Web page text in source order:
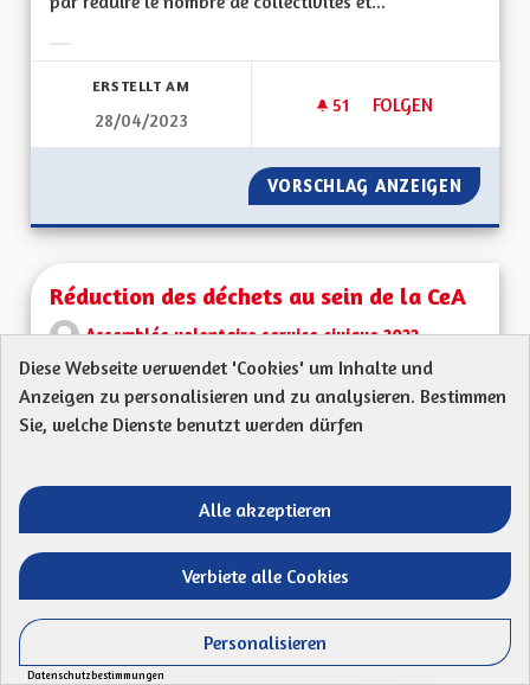
ERSTELLT AM
28/04/2023
51 51 FOLLOWER
FOLGEN
RÉDUCTION DES
VORSCHLAG ANZEIGEN
Réduction des déchets au sein de la CeA
Assemblée volontaire service civique 2022
A l’attention des élus de la CeA, à l’occasion de
l’Assemblée des VSC Valorisation des...
ERSTELLT AM
RÉDUCTION DES
VORSCHLAG ANZEIGEN
Diese Webseite verwendet 'Cookies' um Inhalte und
Anzeigen zu personalisieren und zu analysieren. Bestimmen
Sie, welche Dienste benutzt werden dürfen
Alle akzeptieren
Verbiete alle Cookies
Personalisieren
Datenschutzbestimmungen